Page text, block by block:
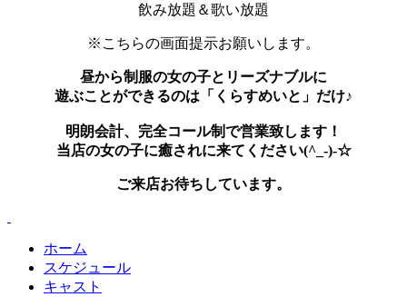
飲み放題＆歌い放題
※こちらの画面提示お願いします。
昼から制服の女の子とリーズナブルに
遊ぶことができるのは「くらすめいと」だけ♪
明朗会計、完全コール制で営業致します！
当店の女の子に癒されに来てください(^_-)-☆
ご来店お待ちしています。
ホーム
スケジュール
キャスト